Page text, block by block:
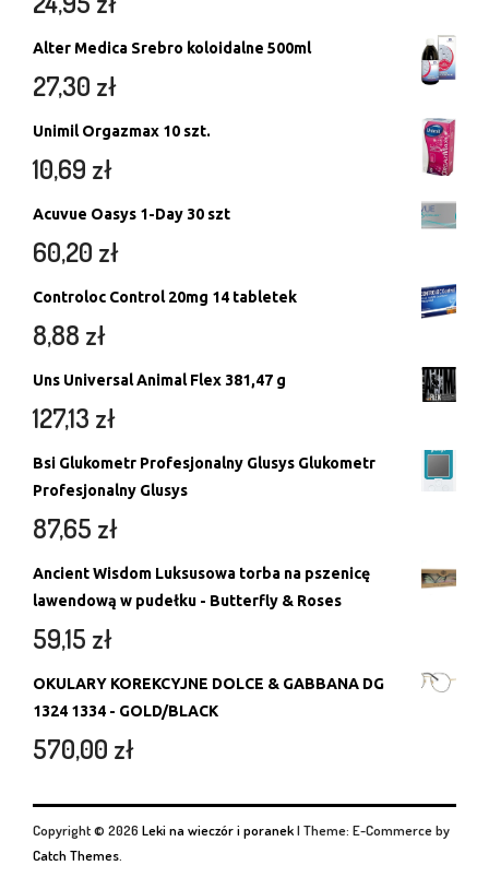
Alter Medica Srebro koloidalne 500ml
27,30 zł
Unimil Orgazmax 10 szt.
10,69 zł
Acuvue Oasys 1-Day 30 szt
60,20 zł
Controloc Control 20mg 14 tabletek
8,88 zł
Uns Universal Animal Flex 381,47 g
127,13 zł
Bsi Glukometr Profesjonalny Glusys Glukometr
Profesjonalny Glusys
87,65 zł
Ancient Wisdom Luksusowa torba na pszenicę
lawendową w pudełku - Butterfly & Roses
59,15 zł
OKULARY KOREKCYJNE DOLCE & GABBANA DG
1324 1334 - GOLD/BLACK
570,00 zł
Copyright © 2026 Leki na wieczór i poranek| Theme: E-Commerce by
Catch Themes.